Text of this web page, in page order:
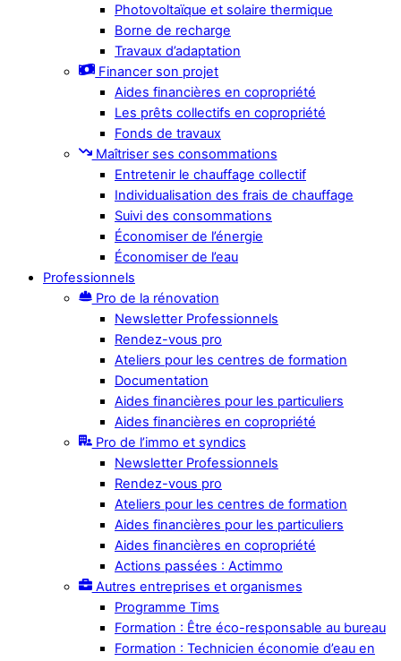
Photovoltaïque et solaire thermique
Borne de recharge
Travaux d’adaptation
Financer son projet
Aides financières en copropriété
Les prêts collectifs en copropriété
Fonds de travaux
Maîtriser ses consommations
Entretenir le chauffage collectif
Individualisation des frais de chauffage
Suivi des consommations
Économiser de l’énergie
Économiser de l’eau
Professionnels
Pro de la rénovation
Newsletter Professionnels
Rendez-vous pro
Ateliers pour les centres de formation
Documentation
Aides financières pour les particuliers
Aides financières en copropriété
Pro de l’immo et syndics
Newsletter Professionnels
Rendez-vous pro
Ateliers pour les centres de formation
Aides financières pour les particuliers
Aides financières en copropriété
Actions passées : Actimmo
Autres entreprises et organismes
Programme Tims
Formation : Être éco-responsable au bureau
Formation : Technicien économie d’eau en